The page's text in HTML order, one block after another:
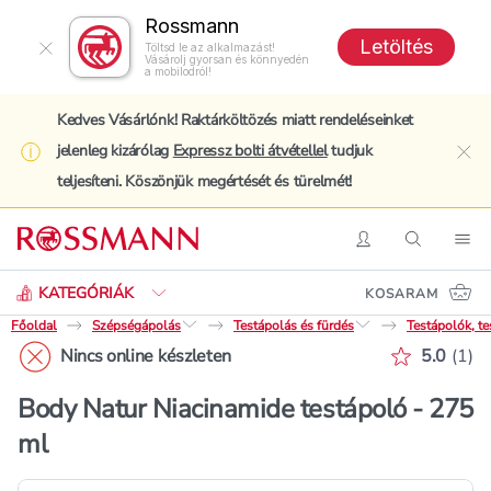
Rossmann
Töltsd le az alkalmazást!
Vásárolj gyorsan és könnyedén
a mobilodról!
Letöltés
Kedves Vásárlónk! Raktárköltözés miatt rendeléseinket
jelenleg kizárólag Expressz bolti átvételleltudjuk
teljesíteni. Köszönjük megértését és türelmét!
BelépésKeresés
KATEGÓRIÁK
Keresés
KOSARAM
Főoldal
Szépségápolás Testápolás és fürdés Testápolók,
Nincs online készleten 5.0 (1)
Body Natur Niacinamide testápoló - 275
ml